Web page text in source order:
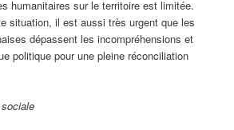
humanitaires sur le territoire est limitée.
situation, il est aussi très urgent que les
dépassent les incompréhensions et
politique pour une pleine réconciliation